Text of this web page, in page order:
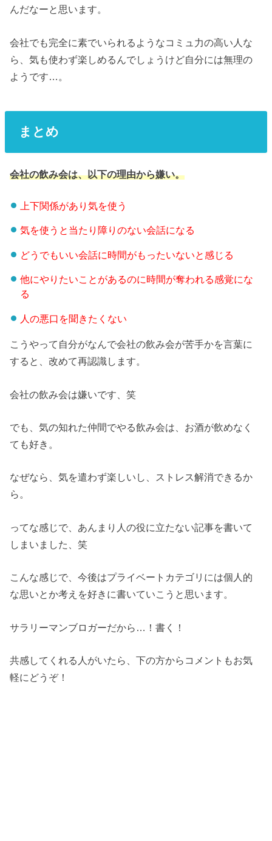
んだなーと思います。
会社でも完全に素でいられるようなコミュ力の高い人な
ら、気も使わず楽しめるんでしょうけど自分には無理の
ようです…。
まとめ
会社の飲み会は、以下の理由から嫌い。
上下関係があり気を使う
気を使うと当たり障りのない会話になる
どうでもいい会話に時間がもったいないと感じる
他にやりたいことがあるのに時間が奪われる感覚にな
る
人の悪口を聞きたくない
こうやって自分がなんで会社の飲み会が苦手かを言葉に
すると、改めて再認識します。
会社の飲み会は嫌いです、笑
でも、気の知れた仲間でやる飲み会は、お酒が飲めなく
ても好き。
なぜなら、気を遣わず楽しいし、ストレス解消できるか
ら。
ってな感じで、あんまり人の役に立たない記事を書いて
しまいました、笑
こんな感じで、今後はプライベートカテゴリには個人的
な思いとか考えを好きに書いていこうと思います。
サラリーマンブロガーだから…！書く！
共感してくれる人がいたら、下の方からコメントもお気
軽にどうぞ！